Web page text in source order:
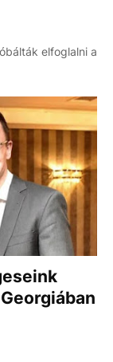
elfoglalni a